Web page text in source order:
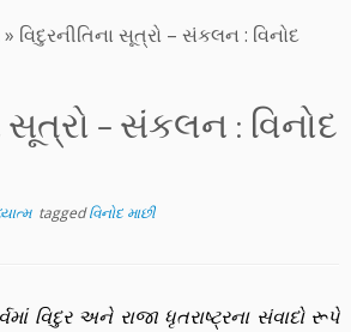
» વિદુરનીતિના સૂત્રો – સંકલન : વિનોદ
સૂત્રો – સંકલન : વિનોદ
taggedવિનોદ માછી
વિદુર અને રાજા ધૃતરાષ્ટ્રના સંવાદો રૂપે